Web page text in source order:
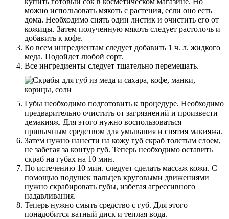
можно использовать мякоть с растения, если оно есть
дома. Необходимо снять один листик и очистить его от
кожицы. Затем полученную мякоть следует растолочь и
добавить к кофе.
Ко всем ингредиентам следует добавить 1 ч. л. жидкого
меда. Подойдет любой сорт.
Все ингредиенты следует тщательно перемешать.
Губы необходимо подготовить к процедуре. Необходимо
предварительно очистить от загрязнений и произвести
демакияж. Для этого нужно воспользоваться
привычным средством для умывания и снятия макияжа.
Затем нужно нанести на кожу губ скраб толстым слоем,
не забегая за контур губ. Теперь необходимо оставить
скраб на губах на 10 мин.
По истечению 10 мин. следует сделать массаж кожи. С
помощью подушек пальцев круговыми движениями
нужно скрабировать губы, избегая агрессивного
надавливания.
Теперь нужно смыть средство с губ. Для этого
понадобится ватный диск и теплая вода.